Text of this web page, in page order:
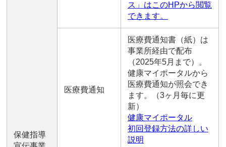
保健指導
ス」はこのHPから閲覧
できます。
医療費通知
医療費通知書（紙）は
事業所経由で配布
（2025年5月まで）。
健康マイポータルから
医療費通知が照会でき
ます。（3ヶ月毎に更
新）
健康マイポータル
初回登録方法の詳しい
説明